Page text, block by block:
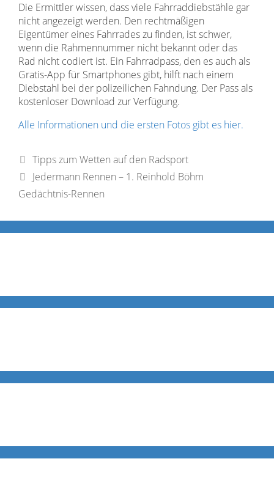
Die Ermittler wissen, dass viele Fahrraddiebstähle gar
nicht angezeigt werden. Den rechtmäßigen
Eigentümer eines Fahrrades zu finden, ist schwer,
wenn die Rahmennummer nicht bekannt oder das
Rad nicht codiert ist. Ein Fahrradpass, den es auch als
Gratis-App für Smartphones gibt, hilft nach einem
Diebstahl bei der polizeilichen Fahndung. Der Pass als
kostenloser Download zur Verfügung.
Alle Informationen und die ersten Fotos gibt es hier.
Tipps zum Wetten auf den Radsport
Jedermann Rennen – 1. Reinhold Böhm
Gedächtnis-Rennen